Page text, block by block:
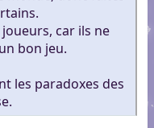
car ils ne
bon jeu.
les paradoxes des